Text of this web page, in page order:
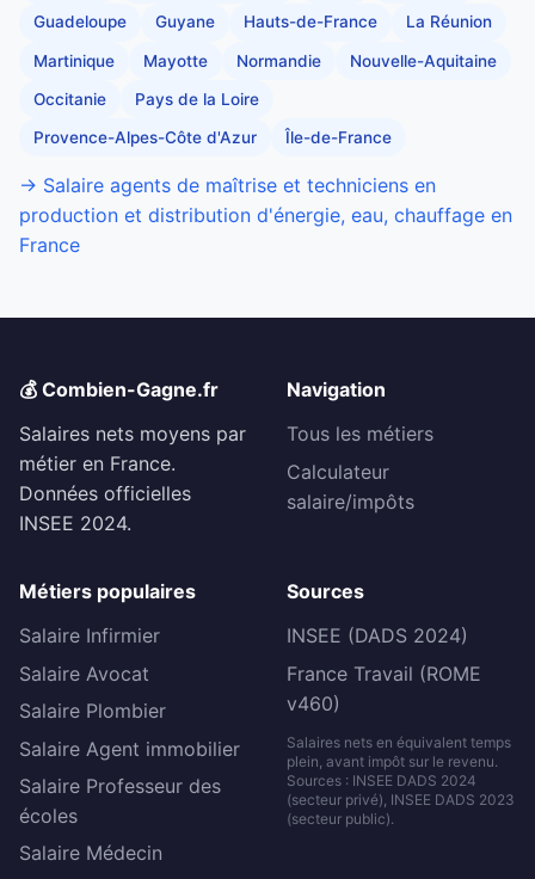
Guadeloupe Guyane Hauts-de-France La Réunion
Martinique Mayotte Normandie Nouvelle-Aquitaine
Occitanie Pays de la Loire
Provence-Alpes-Côte d'Azur Île-de-France
→ Salaire agents de maîtrise et techniciens en
production et distribution d'énergie, eau, chauffage en
France
💰 Combien-Gagne.fr
Salaires nets moyens par
métier en France.
Données officielles
INSEE 2024.
Navigation
Tous les métiers
Calculateur
salaire/impôts
Métiers populaires
Salaire Infirmier
Salaire Avocat
Salaire Plombier
Salaire Agent immobilier
Salaire Professeur des
écoles
Salaire Médecin
Sources
INSEE (DADS 2024)
France Travail (ROME
v460)
Salaires nets en équivalent temps
plein, avant impôt sur le revenu.
Sources : INSEE DADS 2024
(secteur privé), INSEE DADS 2023
(secteur public).